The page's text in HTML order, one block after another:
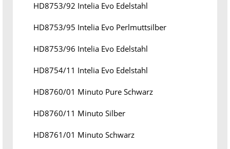
HD8753/92 Intelia Evo Edelstahl
HD8753/95 Intelia Evo Perlmuttsilber
HD8753/96 Intelia Evo Edelstahl
HD8754/11 Intelia Evo Edelstahl
HD8760/01 Minuto Pure Schwarz
HD8760/11 Minuto Silber
HD8761/01 Minuto Schwarz